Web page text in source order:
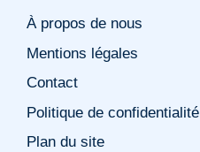
À propos de nous
Mentions légales
Contact
Politique de confidentialité
Plan du site